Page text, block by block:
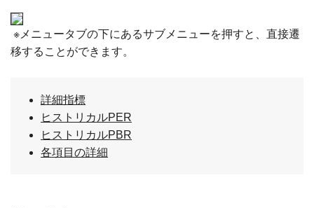
※メニュータブの下にあるサブメニューを押すと、直接遷
移することができます。
詳細指標
ヒストリカルPER
ヒストリカルPBR
各項目の詳細